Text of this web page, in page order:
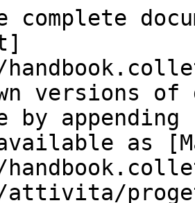
complete
versions of
by
as
attivita/